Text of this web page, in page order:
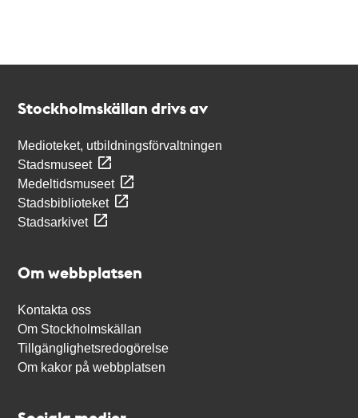
Stockholmskällan drivs av
Medioteket, utbildningsförvaltningen
Stadsmuseet
Medeltidsmuseet
Stadsbiblioteket
Stadsarkivet
Om webbplatsen
Kontakta oss
Om Stockholmskällan
Tillgänglighetsredogörelse
Om kakor på webbplatsen